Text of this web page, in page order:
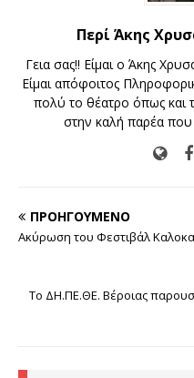
Περί Άκης
Γεια σας!! Είμαι ο Άκης
Είμαι απόφοιτος
πολύ το θέατρο όπως και
στην καλή παρέα που
ΠΡΟΗΓΟΎΜΕΝΟ
Ακύρωση του Φεστιβάλ
Το ΔΗ.ΠΕ.ΘΕ. Βέροιας